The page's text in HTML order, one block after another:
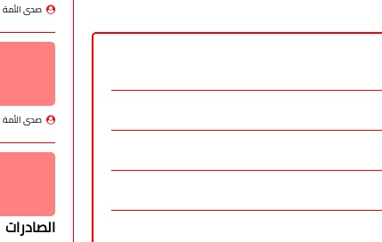
صدى الأمة
صدى الأمة
الصادرات